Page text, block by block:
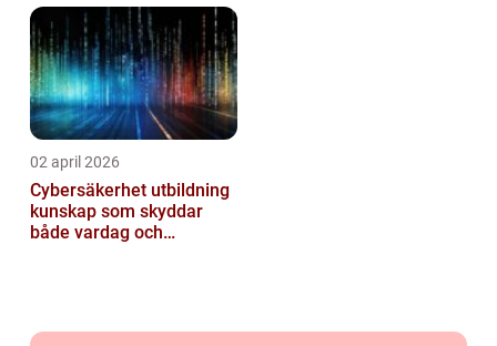
02 april 2026
Cybersäkerhet utbildning
kunskap som skyddar
både vardag och